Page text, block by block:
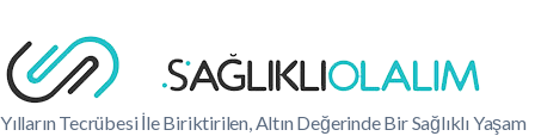
Yılların Tecrübesi İle Biriktirilen, Altın Değerinde Bir Sağlıklı Yaşam